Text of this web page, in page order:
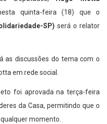
quinta-feira (18) que o
SP) será o relator
as discussões do tema com o
em rede social.
foi aprovada na terça-feira
da Casa, permitindo que o
momento.